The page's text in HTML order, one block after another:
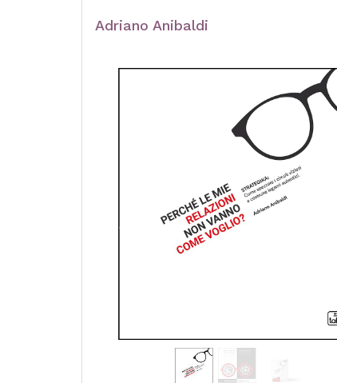
Adriano Anibaldi